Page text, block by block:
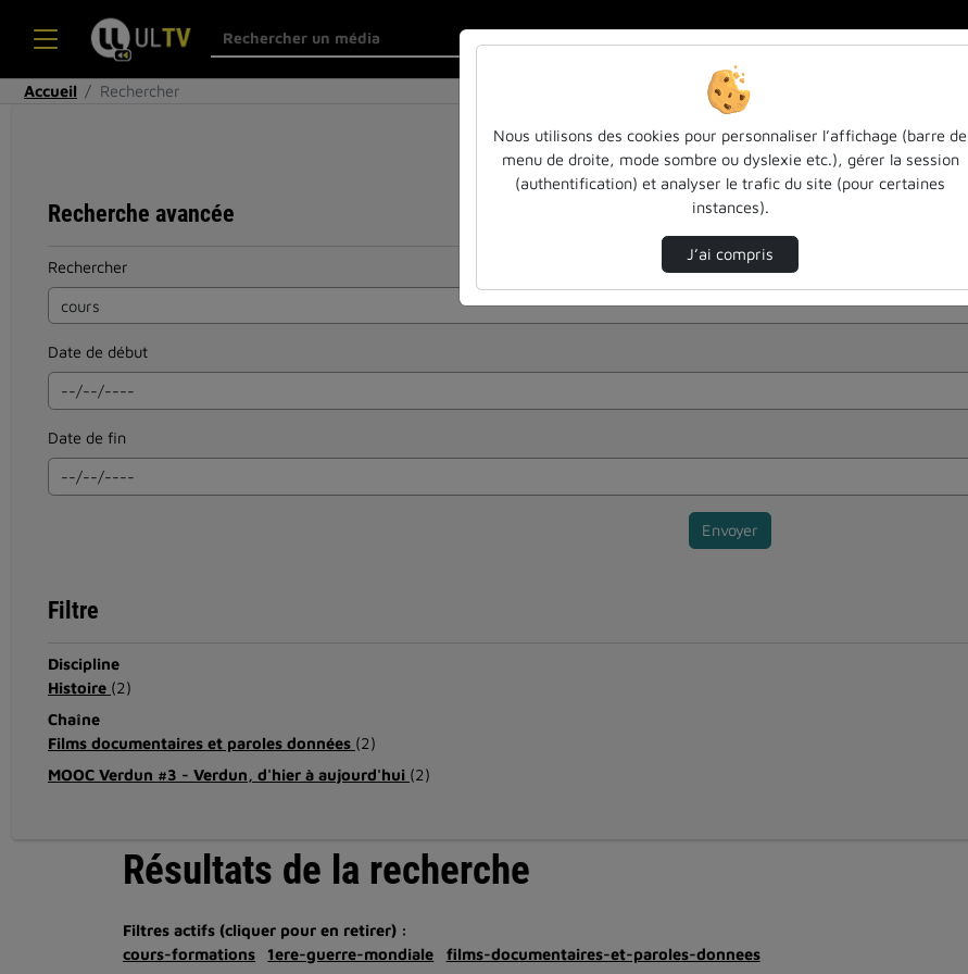
Accueil Rechercher
Recherche avancée
Rechercher
Date de début
Date de fin
Envoyer
Filtre
Discipline
Histoire (2)
Chaîne
Films documentaires et paroles données (2)
MOOC Verdun #3 - Verdun, d'hier à aujourd'hui (2)
Résultats de la recherche
Filtres actifs (cliquer pour en retirer) :
cours-formations
1ere-guerre-mondiale films-documentaires-et-paroles-donnees
Nous utilisons des cookies pour personnaliser l’affichage (barre de
menu de droite, mode sombre ou dyslexie etc.), gérer la session
(authentification) et analyser le trafic du site (pour certaines
instances).
J’ai compris